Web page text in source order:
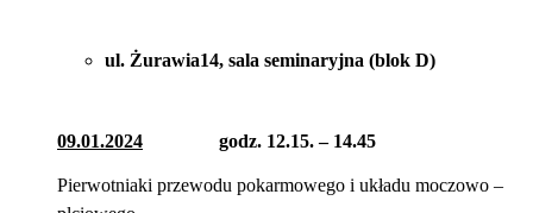
ul. Żurawia14, sala seminaryjna (blok D)
09.01.2024 godz. 12.15. – 14.45
Pierwotniaki przewodu pokarmowego i układu moczowo –